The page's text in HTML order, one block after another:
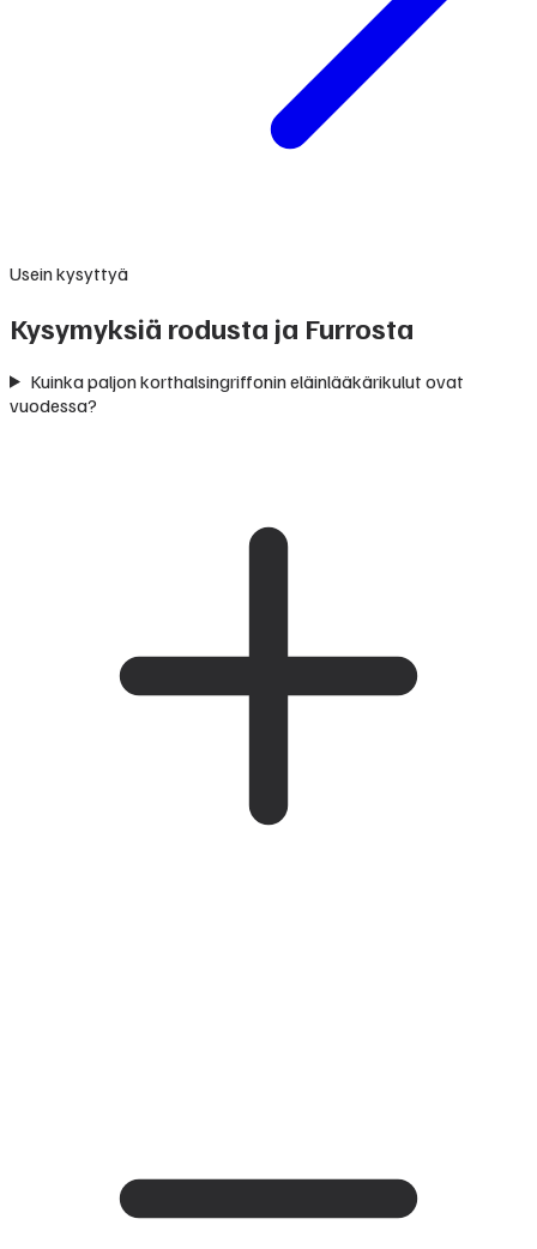
Usein kysyttyä
Kysymyksiä rodusta ja Furrosta
Kuinka paljon korthalsingriffonin eläinlääkärikulut ovat
vuodessa?